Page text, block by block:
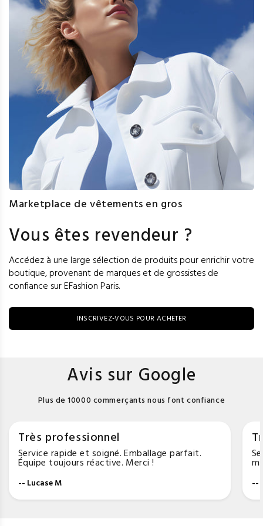
Marketplace de vêtements en gros
Vous êtes revendeur ?
Accédez à une large sélection de produits pour enrichir votre
boutique, provenant de marques et de grossistes de
confiance sur EFashion Paris.
INSCRIVEZ-VOUS POUR ACHETER
Avis sur Google
Plus de 10000 commerçants nous font confiance
Très professionnel
Service rapide et soigné. Emballage parfait.
Équipe toujours réactive. Merci !
-- Lucase M --